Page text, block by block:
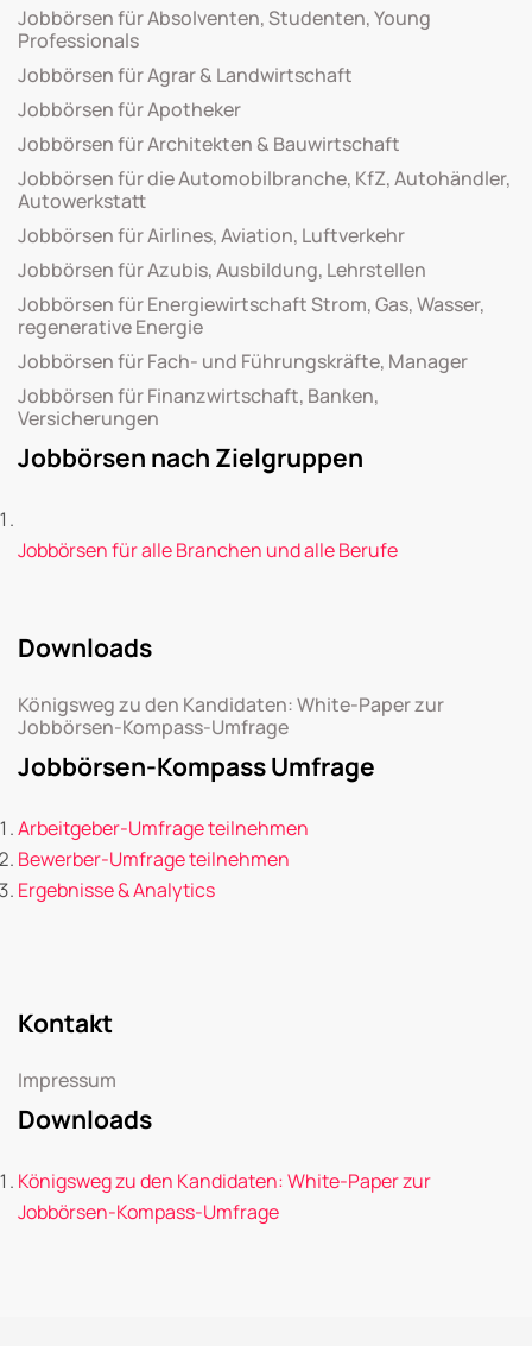
Jobbörsen für Absolventen, Studenten, Young
Professionals
Jobbörsen für Agrar & Landwirtschaft
Jobbörsen für Apotheker
Jobbörsen für Architekten & Bauwirtschaft
Jobbörsen für die Automobilbranche, KfZ, Autohändler,
Autowerkstatt
Jobbörsen für Airlines, Aviation, Luftverkehr
Jobbörsen für Azubis, Ausbildung, Lehrstellen
Jobbörsen für Energiewirtschaft Strom, Gas, Wasser,
regenerative Energie
Jobbörsen für Fach- und Führungskräfte, Manager
Jobbörsen für Finanzwirtschaft, Banken,
Versicherungen
Jobbörsen nach Zielgruppen
Jobbörsen für alle Branchen und alle Berufe
Downloads
Königsweg zu den Kandidaten: White-Paper zur
Jobbörsen-Kompass-Umfrage
Jobbörsen-Kompass Umfrage
Arbeitgeber-Umfrage teilnehmen
Bewerber-Umfrage teilnehmen
Ergebnisse & Analytics
Kontakt
Impressum
Downloads
Königsweg zu den Kandidaten: White-Paper zur
Jobbörsen-Kompass-Umfrage